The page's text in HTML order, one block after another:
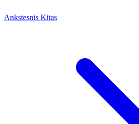
Ankstesnis Kitas